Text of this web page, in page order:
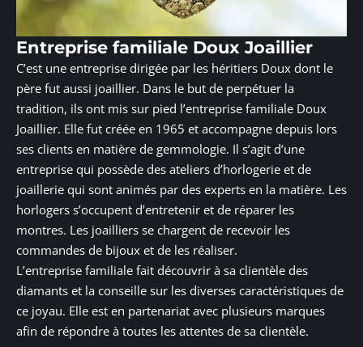
Entreprise familiale Doux Joaillier
C’est une entreprise dirigée par les héritiers Doux dont le
père fut aussi joaillier. Dans le but de perpétuer la
tradition, ils ont mis sur pied l’entreprise familiale Doux
Joaillier. Elle fut créée en 1965 et accompagne depuis lors
ses clients en matière de gemmologie. Il s’agit d’une
entreprise qui possède des ateliers d’horlogerie et de
joaillerie qui sont animés par des experts en la matière. Les
horlogers s’occupent d’entretenir et de réparer les
montres. Les joailliers se chargent de recevoir les
commandes de bijoux et de les réaliser.
L’entreprise familiale fait découvrir à sa clientèle des
diamants et la conseille sur les diverses caractéristiques de
ce joyau. Elle est en partenariat avec plusieurs marques
afin de répondre à toutes les attentes de sa clientèle.